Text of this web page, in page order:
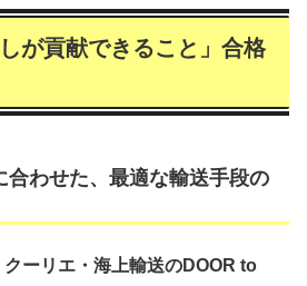
が貢献できること」合格
合わせた、最適な輸送手段の
ーリエ・海上輸送のDOOR to